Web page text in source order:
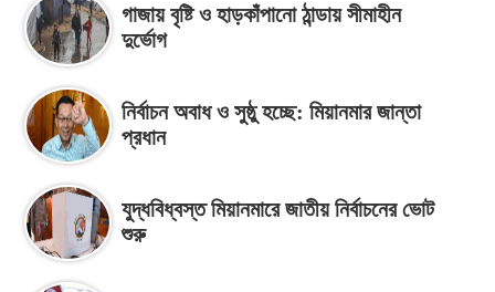
গাজায় বৃষ্টি ও হাড়কাঁপানো ঠান্ডায় সীমাহীন
দুর্ভোগ
নির্বাচন অবাধ ও সুষ্ঠু হচ্ছে: মিয়ানমার জান্তা
প্রধান
যুদ্ধবিধ্বস্ত মিয়ানমারে জাতীয় নির্বাচনের ভোট
শুরু